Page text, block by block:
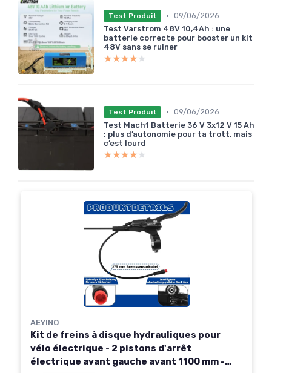
Test Produit • 09/06/2026
Test Varstrom 48V 10,4Ah : une
batterie correcte pour booster un kit
48V sans se ruiner
★★★★★
★★★★★
Test Produit • 09/06/2026
Test Mach1 Batterie 36 V 3x12 V 15 Ah
: plus d’autonomie pour ta trott, mais
c’est lourd
★★★★★
★★★★★
AEYINO
Kit de freins à disque hydrauliques pour
vélo électrique - 2 pistons d'arrêt
électrique avant gauche avant 1100 mm -